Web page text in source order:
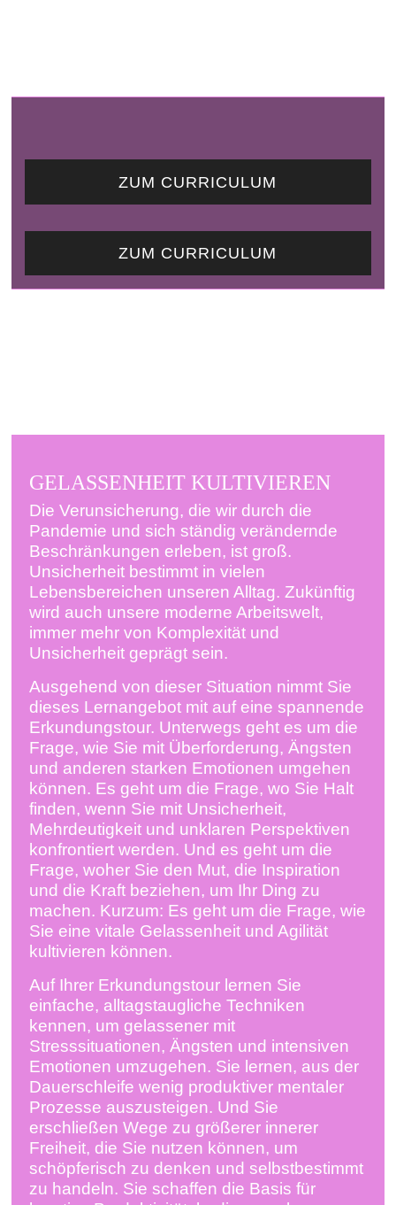
ZUM CURRICULUM
ZUM CURRICULUM
GELASSENHEIT KULTIVIEREN
Die Verunsicherung, die wir durch die
Pandemie und sich ständig verändernde
Beschränkungen erleben, ist groß.
Unsicherheit bestimmt in vielen
Lebensbereichen unseren Alltag. Zukünftig
wird auch unsere moderne Arbeitswelt,
immer mehr von Komplexität und
Unsicherheit geprägt sein.
Ausgehend von dieser Situation nimmt Sie
dieses Lernangebot mit auf eine spannende
Erkundungstour. Unterwegs geht es um die
Frage, wie Sie mit Überforderung, Ängsten
und anderen starken Emotionen umgehen
können. Es geht um die Frage, wo Sie Halt
finden, wenn Sie mit Unsicherheit,
Mehrdeutigkeit und unklaren Perspektiven
konfrontiert werden. Und es geht um die
Frage, woher Sie den Mut, die Inspiration
und die Kraft beziehen, um Ihr Ding zu
machen. Kurzum: Es geht um die Frage, wie
Sie eine vitale Gelassenheit und Agilität
kultivieren können.
Auf Ihrer Erkundungstour lernen Sie
einfache, alltagstaugliche Techniken
kennen, um gelassener mit
Stresssituationen, Ängsten und intensiven
Emotionen umzugehen. Sie lernen, aus der
Dauerschleife wenig produktiver mentaler
Prozesse auszusteigen. Und Sie
erschließen Wege zu größerer innerer
Freiheit, die Sie nutzen können, um
schöpferisch zu denken und selbstbestimmt
zu handeln. Sie schaffen die Basis für